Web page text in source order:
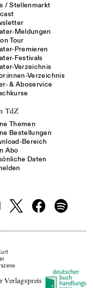
/ Stellenmarkt
Meldungen
Tour
Premieren
Festivals
Verzeichnis
Verzeichnis
& Aboservice
TdZ
Themen
Bestellungen
Bereich
Abo
Daten